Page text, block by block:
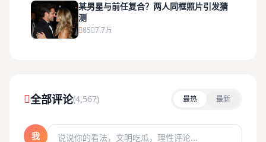
某男星与前任复合？两人同框照片引发猜
测
85 7.7万
全部评论(4,567) 最热 最新
我